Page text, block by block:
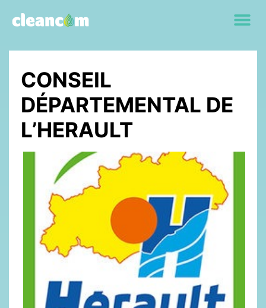
CONSEIL
DÉPARTEMENTAL DE
L’HERAULT